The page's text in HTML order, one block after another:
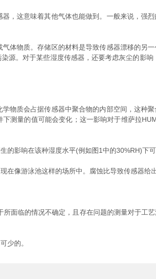
这意味着其他气体也能做到。一般来说，强
物质。存储区的材料是导致传感器漂移的另一
。对于某些湿度传感器，还要考虑灰尘的影
质会占据传感器中聚合物的内部空间，这种聚
测量的值可能会变化；这一影响对于维萨拉
影响在该种湿度水平(例如图1中的30%RH)下可
游泳池这样的场所中。腐蚀比导致传感器给
临的情况不确定，且存在问题的测量对于工
少的。